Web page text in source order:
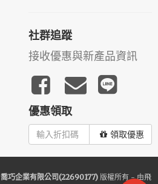
社群追蹤
接收優惠與新產品資訊
優惠領取
領取優惠
喬巧企業有限公司(22690177) 版權所有 - 由飛